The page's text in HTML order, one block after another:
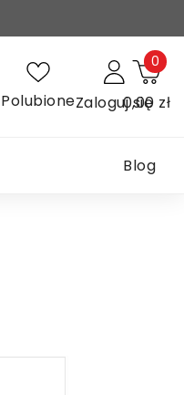
PolubioneZaloguj się
0,00 zł
0
Blog